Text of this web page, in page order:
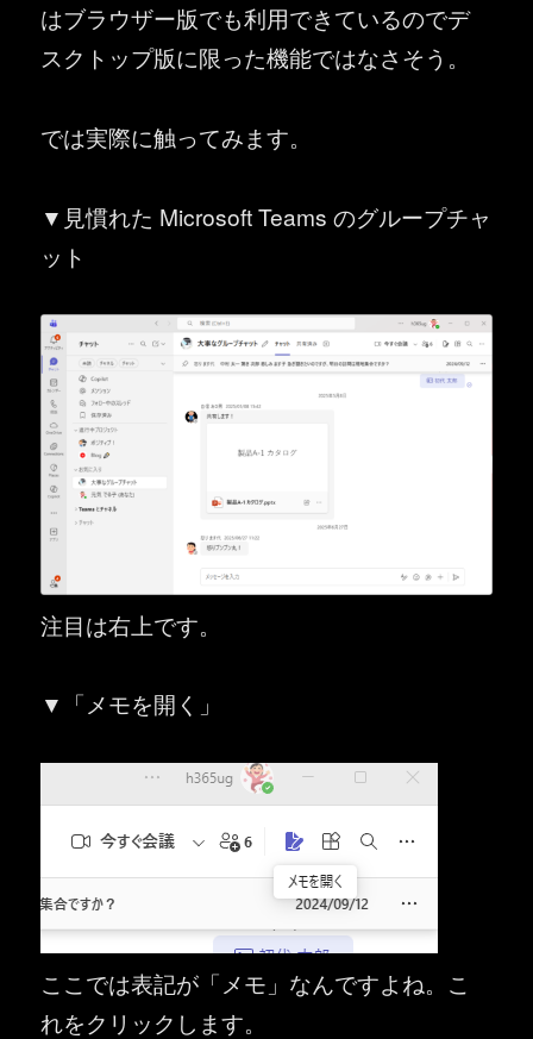
はブラウザー版でも利用できているのでデ
スクトップ版に限った機能ではなさそう。
では実際に触ってみます。
▼見慣れた Microsoft Teams のグループチャ
ット
注目は右上です。
▼「メモを開く」
ここでは表記が「メモ」なんですよね。こ
れをクリックします。